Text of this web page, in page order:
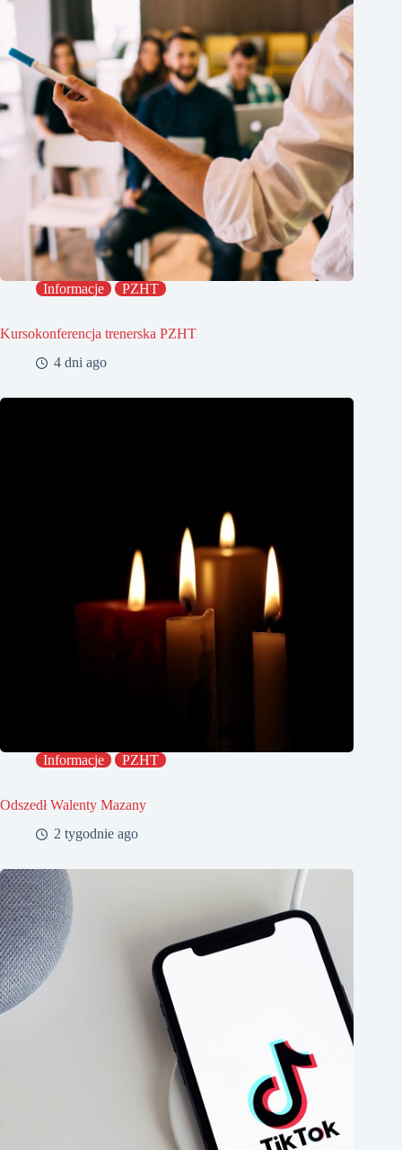
Informacje PZHT
Kursokonferencja trenerska PZHT
4 dni ago
Informacje PZHT
Odszedł Walenty Mazany
2 tygodnie ago